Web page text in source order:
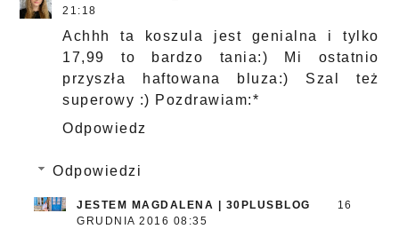
21:18
Achhh ta koszula jest genialna i tylko
17,99 to bardzo tania:) Mi ostatnio
przyszła haftowana bluza:) Szal też
superowy :) Pozdrawiam:*
Odpowiedz
Odpowiedzi
JESTEM MAGDALENA | 30PLUSBLOG
16
GRUDNIA 2016 08:35